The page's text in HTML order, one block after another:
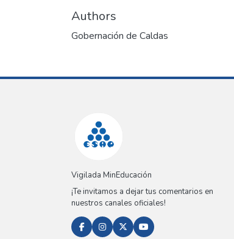
Authors
Gobernación de Caldas
Vigilada MinEducación
¡Te invitamos a dejar tus comentarios en
nuestros canales oficiales!